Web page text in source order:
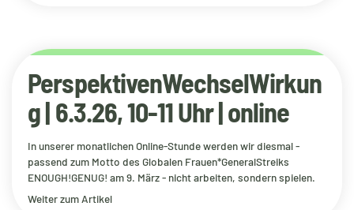
PerspektivenWechselWirkun
g | 6.3.26, 10-11 Uhr | online
In unserer monatlichen Online-Stunde werden wir diesmal -
passend zum Motto des Globalen Frauen*GeneralStreiks
ENOUGH!GENUG! am 9. März - nicht arbeiten, sondern spielen.
Weiter zum Artikel